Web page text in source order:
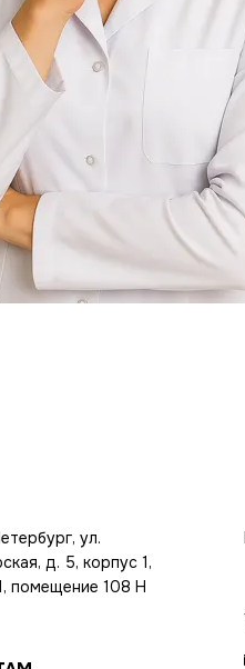
ул.
д. 5, корпус 1,
помещение 108 Н